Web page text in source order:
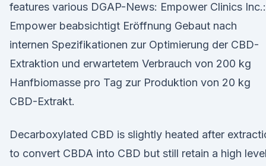
features various DGAP-News: Empower Clinics Inc.:
Empower beabsichtigt Eröffnung Gebaut nach
internen Spezifikationen zur Optimierung der CBD-
Extraktion und erwartetem Verbrauch von 200 kg
Hanfbiomasse pro Tag zur Produktion von 20 kg
CBD-Extrakt.
Decarboxylated CBD is slightly heated after
to convert CBDA into CBD but still retain a high level